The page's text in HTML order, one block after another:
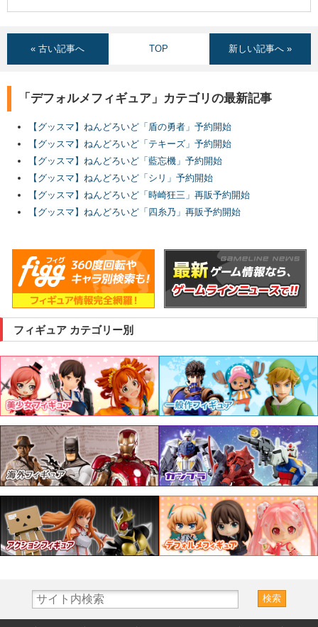
« 古い記事へ TOP 新しい記事へ »
「デフォルメフィギュア」カテゴリの最新記事
【グッスマ】ねんどろいど「盾の勇者」予約開始
【グッスマ】ねんどろいど「テキーズ」予約開始
【グッスマ】ねんどろいど「藍忘機」予約開始
【グッスマ】ねんどろいど「シリ」予約開始
【グッスマ】ねんどろいど「時崎狂三」再販予約開始
【グッスマ】ねんどろいど「四糸乃」再販予約開始
フィギュア カテゴリー別